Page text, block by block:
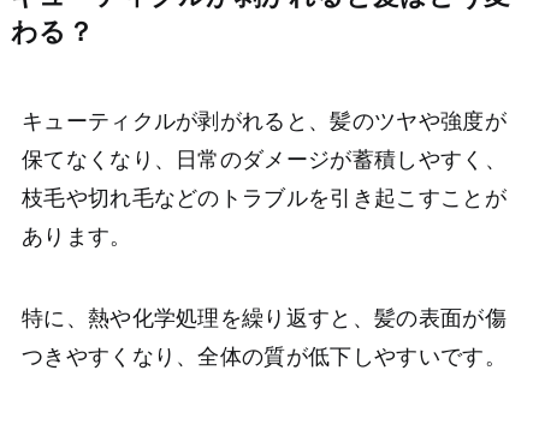
わる？
キューティクルが剥がれると、髪のツヤや強度が
保てなくなり、日常のダメージが蓄積しやすく、
枝毛や切れ毛などのトラブルを引き起こすことが
あります。
特に、熱や化学処理を繰り返すと、髪の表面が傷
つきやすくなり、全体の質が低下しやすいです。